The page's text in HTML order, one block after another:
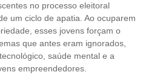
no processo eleitoral
um ciclo de apatia. Ao ocuparem
esses jovens forçam o
que antes eram ignorados,
saúde mental e a
empreendedores.